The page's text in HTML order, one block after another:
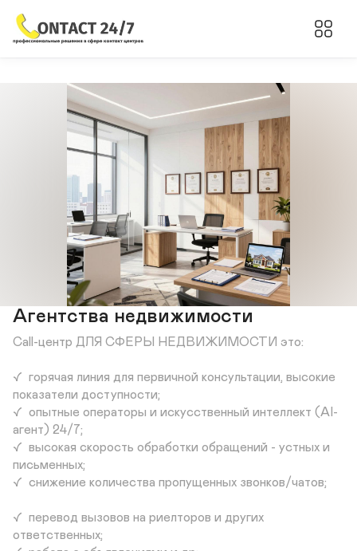
Агентства недвижимости
Call-центр ДЛЯ СФЕРЫ НЕДВИЖИМОСТИ это:
✓  горячая линия для первичной консультации, высокие
показатели доступности;
✓  опытные операторы и искусственный интеллект (AI-
агент) 24/7;
✓  высокая скорость обработки обращений - устных и
письменных;
✓  снижение количества пропущенных звонков/чатов;
✓  перевод вызовов на риелторов и других
ответственных;